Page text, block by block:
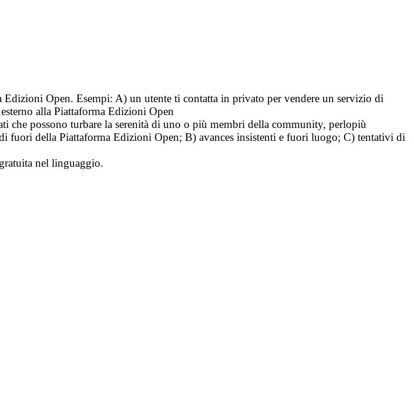
Open. Esempi: A) un utente ti contatta in privato per vendere un servizio di
alla Piattaforma Edizioni Open
che possono turbare la serenità di uno o più membri della community, perlopiù
fuori della Piattaforma Edizioni Open; B) avances insistenti e fuori luogo; C) tentativi di
nel linguaggio.